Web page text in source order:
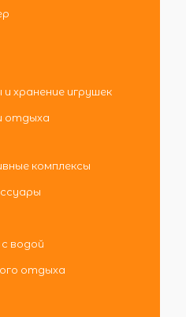
хранение игрушек
отдыха
комплексы
водой
отдыха